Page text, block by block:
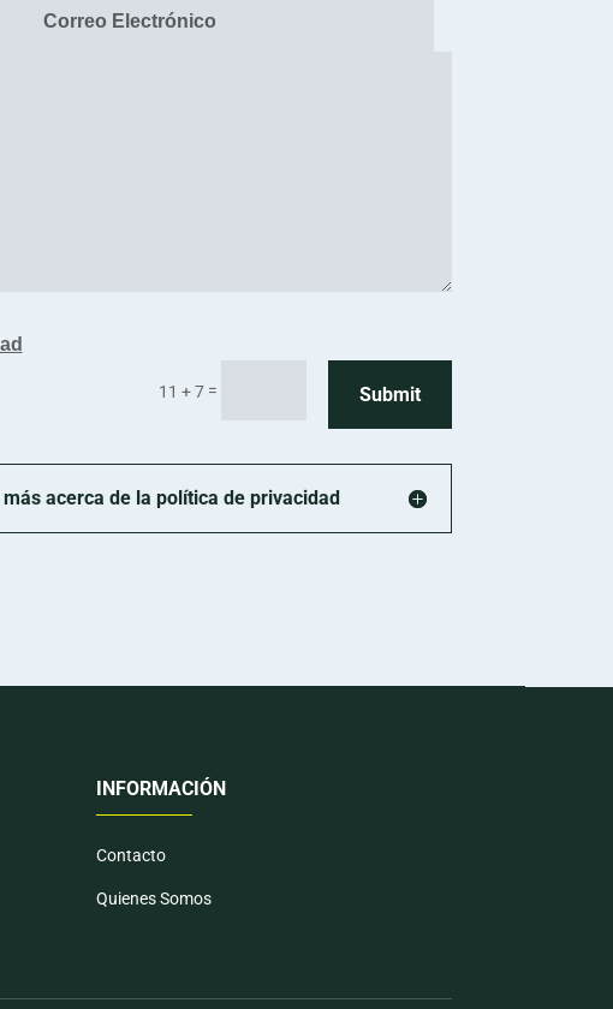
11 + 7= Submit
acerca de la política de privacidad
INFORMACIÓN
Contacto
Quienes Somos